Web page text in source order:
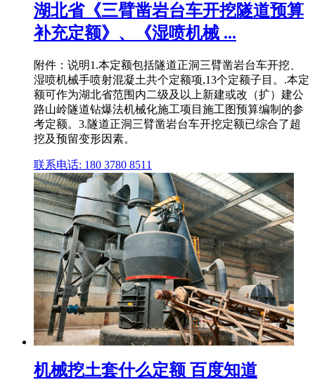
湖北省《三臂凿岩台车开挖隧道预算
补充定额》、《湿喷机械 ...
附件：说明1.本定额包括隧道正洞三臂凿岩台车开挖、
湿喷机械手喷射混凝土共个定额项,13个定额子目。.本定
额可作为湖北省范围内二级及以上新建或改（扩）建公
路山岭隧道钻爆法机械化施工项目施工图预算编制的参
考定额。3.隧道正洞三臂凿岩台车开挖定额已综合了超
挖及预留变形因素。
联系电话: 180 3780 8511
机械挖土套什么定额 百度知道